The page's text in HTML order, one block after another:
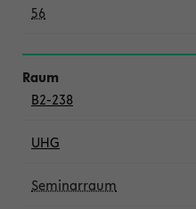
56
B2-238
UHG
Seminarraum